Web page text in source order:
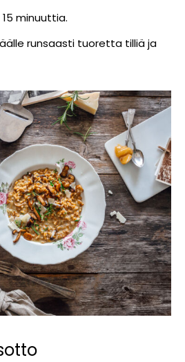
minuuttia.
runsaasti tuoretta tilliä ja